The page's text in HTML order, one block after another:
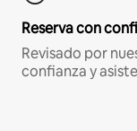
Reserva con
Revisado por
confianza y